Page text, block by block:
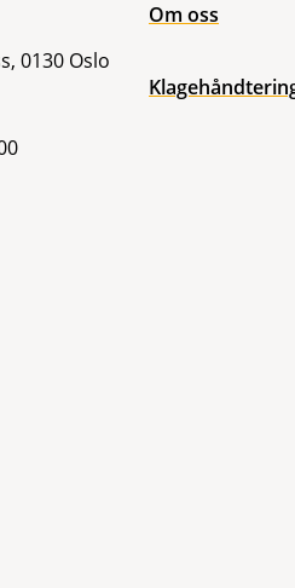
0130 Oslo
Om oss